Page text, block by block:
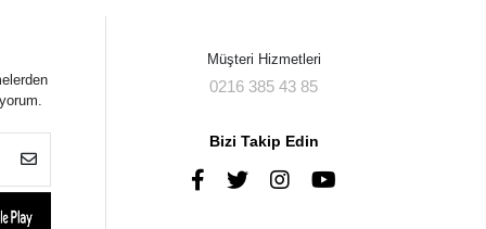
Müşteri Hizmetleri
0216 385 43 85
Bizi Takip Edin